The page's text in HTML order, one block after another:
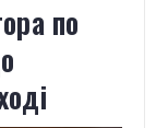
по